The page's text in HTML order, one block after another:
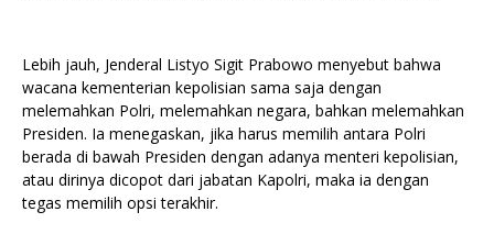
Lebih jauh, Jenderal Listyo Sigit Prabowo menyebut bahwa
wacana kementerian kepolisian sama saja dengan
melemahkan Polri, melemahkan negara, bahkan melemahkan
Presiden. Ia menegaskan, jika harus memilih antara Polri
berada di bawah Presiden dengan adanya menteri kepolisian,
atau dirinya dicopot dari jabatan Kapolri, maka ia dengan
tegas memilih opsi terakhir.